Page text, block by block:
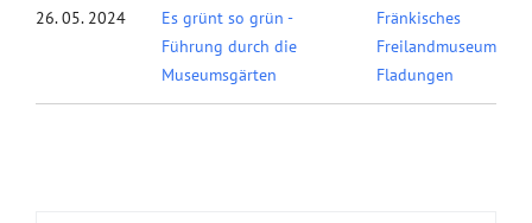
26. 05. 2024
Es grünt so grün -
Führung durch die
Museumsgärten
Fränkisches
Freilandmuseum
Fladungen